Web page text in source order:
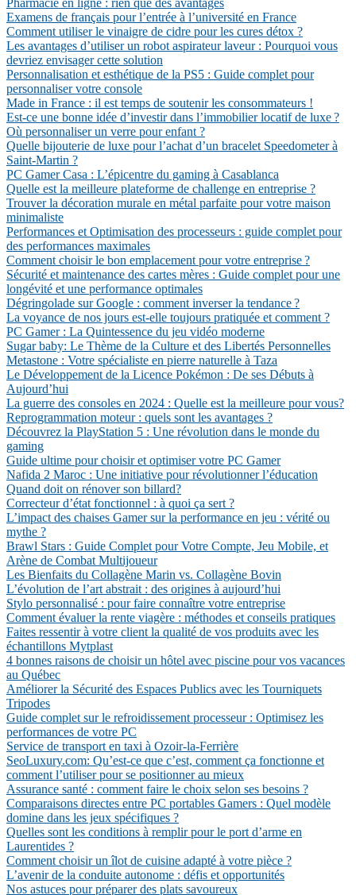
Pharmacie en ligne : rien que des avantages
Examens de français pour l’entrée à l’université en France
Comment utiliser le vinaigre de cidre pour les cures détox ?
Les avantages d’utiliser un robot aspirateur laveur : Pourquoi vous
devriez envisager cette solution
Personnalisation et esthétique de la PS5 : Guide complet pour
personnaliser votre console
Made in France : il est temps de soutenir les consommateurs !
Est-ce une bonne idée d’investir dans l’immobilier locatif de luxe ?
Où personnaliser un verre pour enfant ?
Quelle bijouterie de luxe pour l’achat d’un bracelet Speedometer à
Saint-Martin ?
PC Gamer Casa : L’épicentre du gaming à Casablanca
Quelle est la meilleure plateforme de challenge en entreprise ?
Trouver la décoration murale en métal parfaite pour votre maison
minimaliste
Performances et Optimisation des processeurs : guide complet pour
des performances maximales
Comment choisir le bon emplacement pour votre entreprise ?
Sécurité et maintenance des cartes mères : Guide complet pour une
longévité et une performance optimales
Dégringolade sur Google : comment inverser la tendance ?
La voyance de nos jours est-elle toujours pratiquée et comment ?
PC Gamer : La Quintessence du jeu vidéo moderne
Sugar baby: Le Thème de la Culture et des Libertés Personnelles
Metastone : Votre spécialiste en pierre naturelle à Taza
Le Développement de la Licence Pokémon : De ses Débuts à
Aujourd’hui
La guerre des consoles en 2024 : Quelle est la meilleure pour vous?
Reprogrammation moteur : quels sont les avantages ?
Découvrez la PlayStation 5 : Une révolution dans le monde du
gaming
Guide ultime pour choisir et optimiser votre PC Gamer
Nafida 2 Maroc : Une initiative pour révolutionner l’éducation
Quand doit on rénover son billard?
Correcteur d’état fonctionnel : à quoi ça sert ?
L’impact des chaises Gamer sur la performance en jeu : vérité ou
mythe ?
Brawl Stars : Guide Complet pour Votre Compte, Jeu Mobile, et
Arène de Combat Multijoueur
Les Bienfaits du Collagène Marin vs. Collagène Bovin
L’évolution de l’art abstrait : des origines à aujourd’hui
Stylo personnalisé : pour faire connaître votre entreprise
Comment évaluer la rente viagère : méthodes et conseils pratiques
Faites ressentir à votre client la qualité de vos produits avec les
échantillons Mytplast
4 bonnes raisons de choisir un hôtel avec piscine pour vos vacances
au Québec
Améliorer la Sécurité des Espaces Publics avec les Tourniquets
Tripodes
Guide complet sur le refroidissement processeur : Optimisez les
performances de votre PC
Service de transport en taxi à Ozoir-la-Ferrière
SeoLuxury.com: Qu’est-ce que c’est, comment ça fonctionne et
comment l’utiliser pour se positionner au mieux
Assurance santé : comment faire le choix selon ses besoins ?
Comparaisons directes entre PC portables Gamers : Quel modèle
domine dans les jeux spécifiques ?
Quelles sont les conditions à remplir pour le port d’arme en
Laurentides ?
Comment choisir un îlot de cuisine adapté à votre pièce ?
L’avenir de la conduite autonome : défis et opportunités
Nos astuces pour préparer des plats savoureux